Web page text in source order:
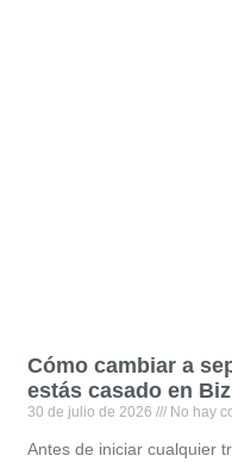
Cómo cambiar a
estás casado en
30 de julio de 2026 No hay
Antes de iniciar cualquier